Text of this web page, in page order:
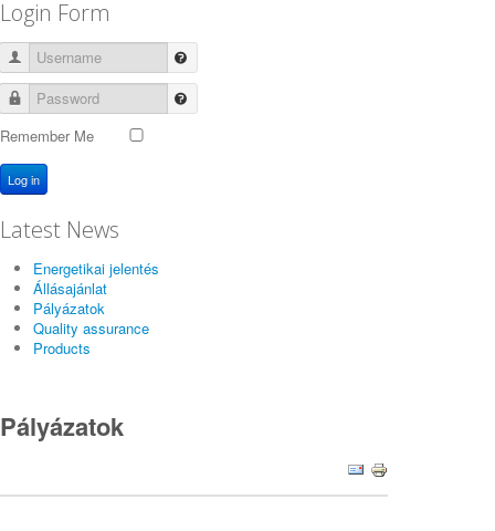
Login Form
Username
Password
Remember Me
Log in
Latest News
Energetikai jelentés
Állásajánlat
Pályázatok
Quality assurance
Products
Pályázatok